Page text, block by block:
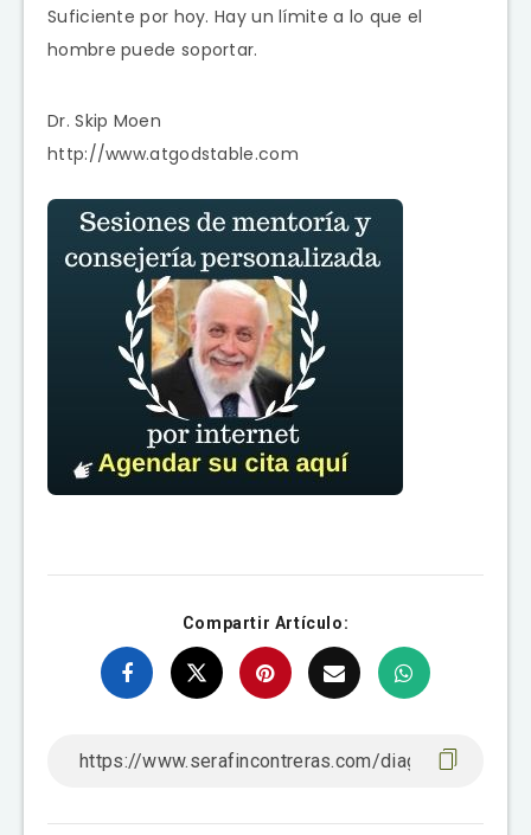
Suficiente por hoy. Hay un límite a lo que el
hombre puede soportar.
Dr. Skip Moen
http://www.atgodstable.com
Compartir Artículo: